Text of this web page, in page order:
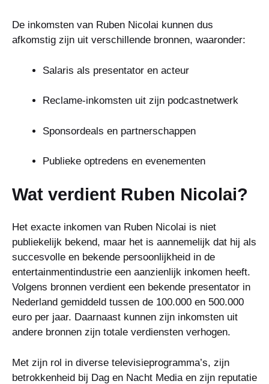
De inkomsten van Ruben Nicolai kunnen dus
afkomstig zijn uit verschillende bronnen, waaronder:
Salaris als presentator en acteur
Reclame-inkomsten uit zijn podcastnetwerk
Sponsordeals en partnerschappen
Publieke optredens en evenementen
Wat verdient Ruben Nicolai?
Het exacte inkomen van Ruben Nicolai is niet
publiekelijk bekend, maar het is aannemelijk dat hij als
succesvolle en bekende persoonlijkheid in de
entertainmentindustrie een aanzienlijk inkomen heeft.
Volgens bronnen verdient een bekende presentator in
Nederland gemiddeld tussen de 100.000 en 500.000
euro per jaar. Daarnaast kunnen zijn inkomsten uit
andere bronnen zijn totale verdiensten verhogen.
Met zijn rol in diverse televisieprogramma’s, zijn
betrokkenheid bij Dag en Nacht Media en zijn reputatie